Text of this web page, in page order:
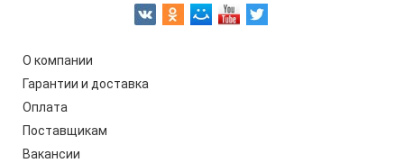
О компании
Гарантии и доставка
Оплата
Поставщикам
Вакансии